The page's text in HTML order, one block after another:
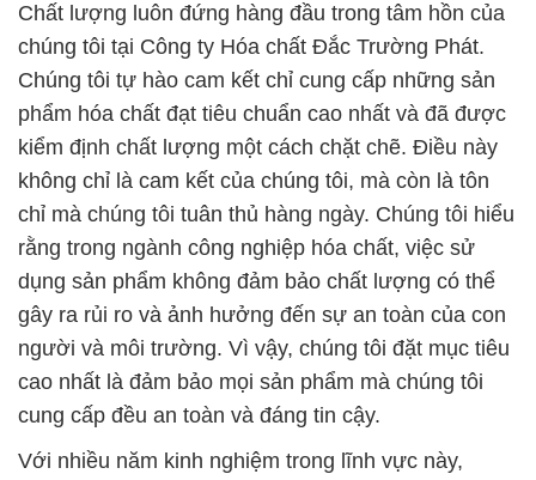
Chất lượng luôn đứng hàng đầu trong tâm hồn của
chúng tôi tại Công ty Hóa chất Đắc Trường Phát.
Chúng tôi tự hào cam kết chỉ cung cấp những sản
phẩm hóa chất đạt tiêu chuẩn cao nhất và đã được
kiểm định chất lượng một cách chặt chẽ. Điều này
không chỉ là cam kết của chúng tôi, mà còn là tôn
chỉ mà chúng tôi tuân thủ hàng ngày. Chúng tôi hiểu
rằng trong ngành công nghiệp hóa chất, việc sử
dụng sản phẩm không đảm bảo chất lượng có thể
gây ra rủi ro và ảnh hưởng đến sự an toàn của con
người và môi trường. Vì vậy, chúng tôi đặt mục tiêu
cao nhất là đảm bảo mọi sản phẩm mà chúng tôi
cung cấp đều an toàn và đáng tin cậy.
Với nhiều năm kinh nghiệm trong lĩnh vực này,